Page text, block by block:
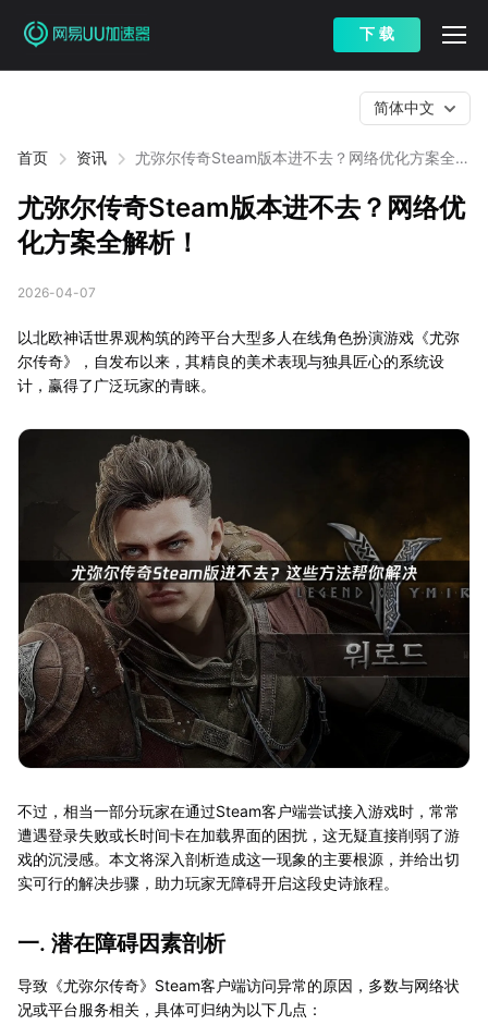
下 载
首页 资讯
尤弥尔传奇Steam版本进不去？网络优化方案全解
简体中文
尤弥尔传奇Steam版本进不去？网络优
化方案全解析！
2026-04-07
以北欧神话世界观构筑的跨平台大型多人在线角色扮演游戏《尤弥
尔传奇》，自发布以来，其精良的美术表现与独具匠心的系统设
计，赢得了广泛玩家的青睐。
不过，相当一部分玩家在通过Steam客户端尝试接入游戏时，常常
遭遇登录失败或长时间卡在加载界面的困扰，这无疑直接削弱了游
戏的沉浸感。本文将深入剖析造成这一现象的主要根源，并给出切
实可行的解决步骤，助力玩家无障碍开启这段史诗旅程。
一. 潜在障碍因素剖析
导致《尤弥尔传奇》Steam客户端访问异常的原因，多数与网络状
况或平台服务相关，具体可归纳为以下几点：